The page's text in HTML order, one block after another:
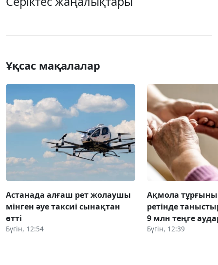
Ұқсас мақалалар
Астанада алғаш рет жолаушы
мінген әуе таксиі сынақтан
өтті
Бүгін, 12:54
Ақмола тұрғыны
ретінде
9 млн теңге
Бүгін, 12:39